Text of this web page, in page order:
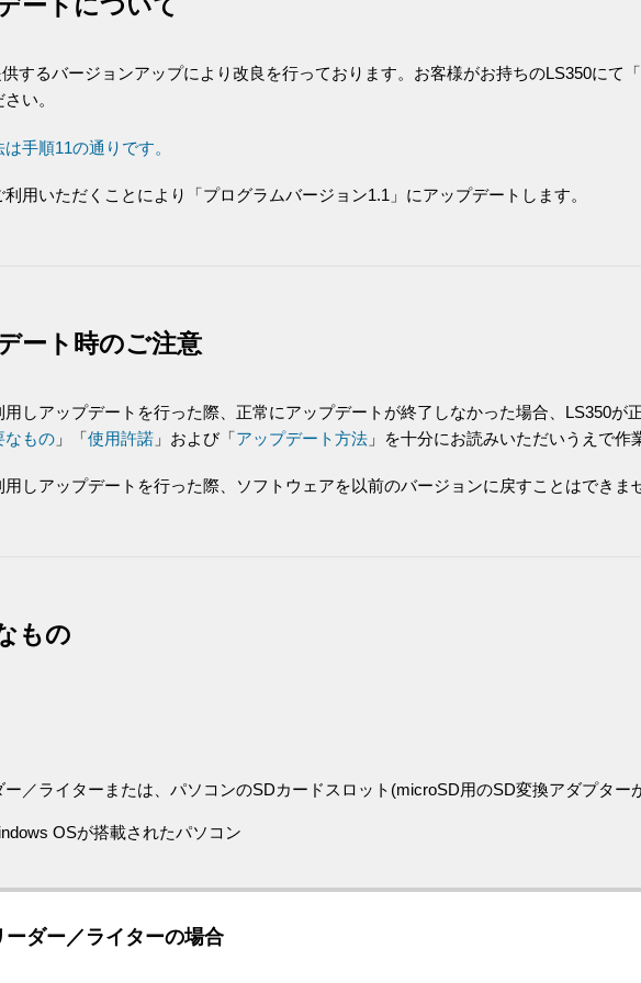
ートについて
するバージョンアップにより改良を行っております。お客様がお持ちのLS350にて
い。
手順11の通りです。
用いただくことにより「プログラムバージョン1.1」にアップデートします。
ート時のご注意
しアップデートを行った際、正常にアップデートが終了しなかった場合、LS350が
なもの 」「使用許諾 」および「アップデート方法 」を十分にお読みいただいうえで作
しアップデートを行った際、ソフトウェアを以前のバージョンに戻すことはできま
もの
／ライターまたは、パソコンのSDカードスロット(microSD用のSD変換アダプター
OSが搭載されたパソコン
ーダー／ライターの場合